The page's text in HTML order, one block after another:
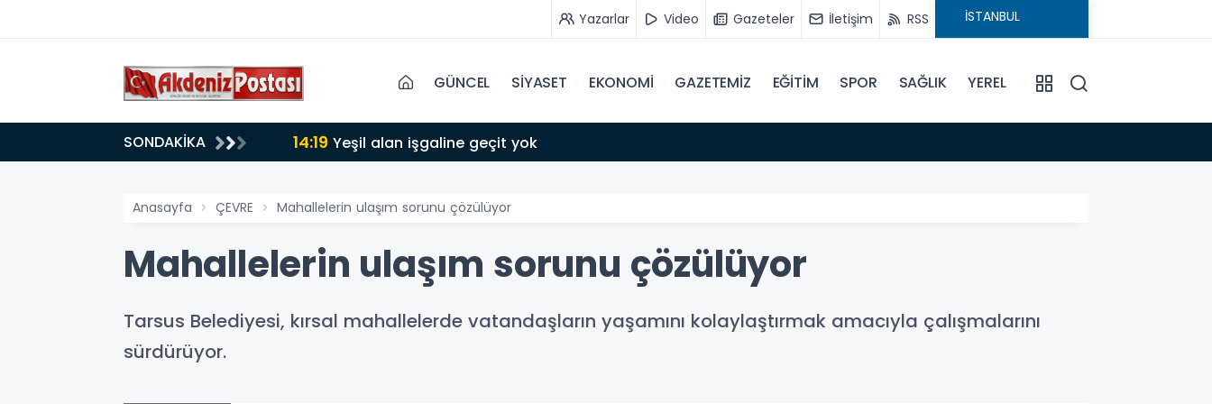
Yazarlar Video Gazeteler İletişim RSS
GÜNCEL SİYASET EKONOMİ GAZETEMİZ EĞİTİM SPOR SAĞLIK YEREL
SONDAKİKA
30 dereceyi gördü 14:19 Yeşil alan işgaline geçit yok
Anasayfa ÇEVRE Mahallelerin ulaşım sorunu çözülüyor
Mahallelerin ulaşım sorunu çözülüyor
Tarsus Belediyesi, kırsal mahallelerde vatandaşların yaşamını kolaylaştırmak amacıyla çalışmalarını
sürdürüyor.